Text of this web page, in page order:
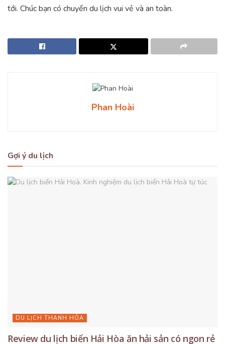
tới. Chúc bạn có chuyến du lịch vui vẻ và an toàn.
Phan Hoài
Gợi ý du lịch
DU LỊCH THANH HÓA
Review du lịch biển Hải Hòa ăn hải sản có ngon rẻ